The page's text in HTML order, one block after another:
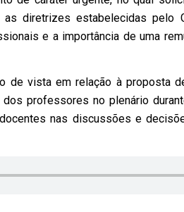
diretrizes estabelecidas pelo
e a importância de uma
de vista em relação à proposta
professores no plenário
nas discussões e